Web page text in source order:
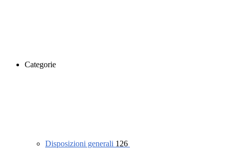
Categorie
Disposizioni generali 126